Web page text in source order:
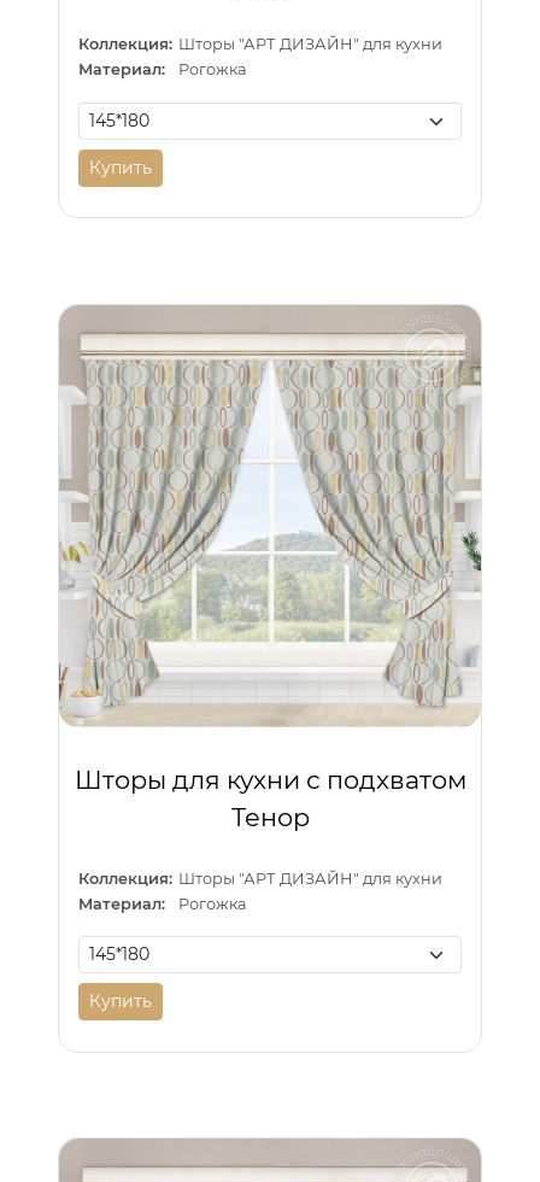
Коллекция: Шторы "АРТ ДИЗАЙН" для кухни
Материал:
Рогожка
Купить
Шторы для кухни с подхватом
Тенор
Коллекция: Шторы "АРТ ДИЗАЙН" для кухни
Материал:
Рогожка
Купить